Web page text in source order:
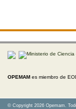
OPEMAM es miembro de
© Copyright 2026 Opemam.